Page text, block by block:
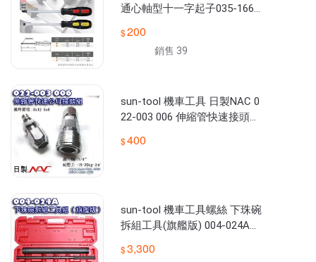
通心軸型十一字起子035-166P
絲200
銷售 39
sun-tool 機車工具 日製NAC 0
22-003 006 伸縮管快速接頭公
400
sun-tool 機車工具螺絲 下珠碗
拆組工具(旗艦版) 004-024A
仔碗 下三角台
3,300